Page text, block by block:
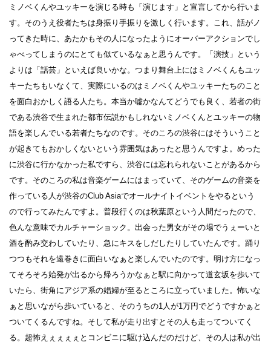
ミノベくんやユッキーを演じる時も「演じます」と宣言してから行いま
す。そのうえ役者たちは身振り手振りを激しく行います。これ、話がノ
ってきた時に、あたかもその人になったようにオーバーアクションでし
ゃべってしまうのにとても似ているなぁと思うんです。「演技」という
よりは「話芸」といえば良いかな。つまり舞台上にはミノベくんもユッ
キーたちもいなくて、実際にいるのはミノベくんやユッキーたちのこと
を面白おかしく語る人たち。本当か嘘かなんてどうでも良く、若者の街
である渋谷で生まれた都市伝説かもしれないミノベくんとユッキーの物
語を楽しんでいる若者たちなのです。そのころの渋谷にはそういうこと
が起きてもおかしくないという雰囲気はあったと思うんですよ。めった
に渋谷に行かなかった私ですら、渋谷には忘れられないことがあるから
です。そのころの私は音楽ゲームにはまっていて、そのゲームの音楽を
作っている人が渋谷のClub Asiaでオールナイトイベントをやるという
ので行ってみたんですよ。普段行くのは秋葉原という人間だったので、
色んな意味でカルチャーショック。出会った男女がその場でうぇーいと
酒を酌み交わしていたり、急にキスをしだしたりしていたんです。踊り
つつもそれを遠巻きに面白いなぁと楽しんでいたのです。明け方になっ
てそろそろ始発が出るから帰ろうかなぁと駅に向かって道玄坂を歩いて
いたら、街角にアジア系の娼婦が至るところに立っていました。怖いな
ぁと思いながら歩いていると、そのうちの1人が1万円でどうですかぁと
ついてくるんですね。そして私が走り出すとその人も走ってついてく
る。超怖えぇぇぇぇとコンビニに駆け込んだのだけど、その人は私が出